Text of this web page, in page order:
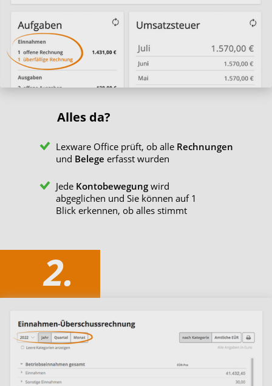
Alles da?
Lexware Office prüft, ob alle Rechnungen
und Belege erfasst wurden
Jede Kontobewegungwird
abgeglichen und Sie können auf 1
Blick erkennen, ob alles stimmt
2.